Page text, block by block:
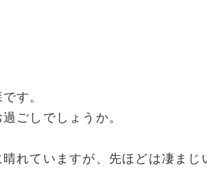
す。
ごしでしょうか。
れていますが、先ほどは凄まじ